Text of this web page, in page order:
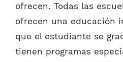
ofrecen. Todas las
ofrecen una educación
que el estudiante se
tienen programas